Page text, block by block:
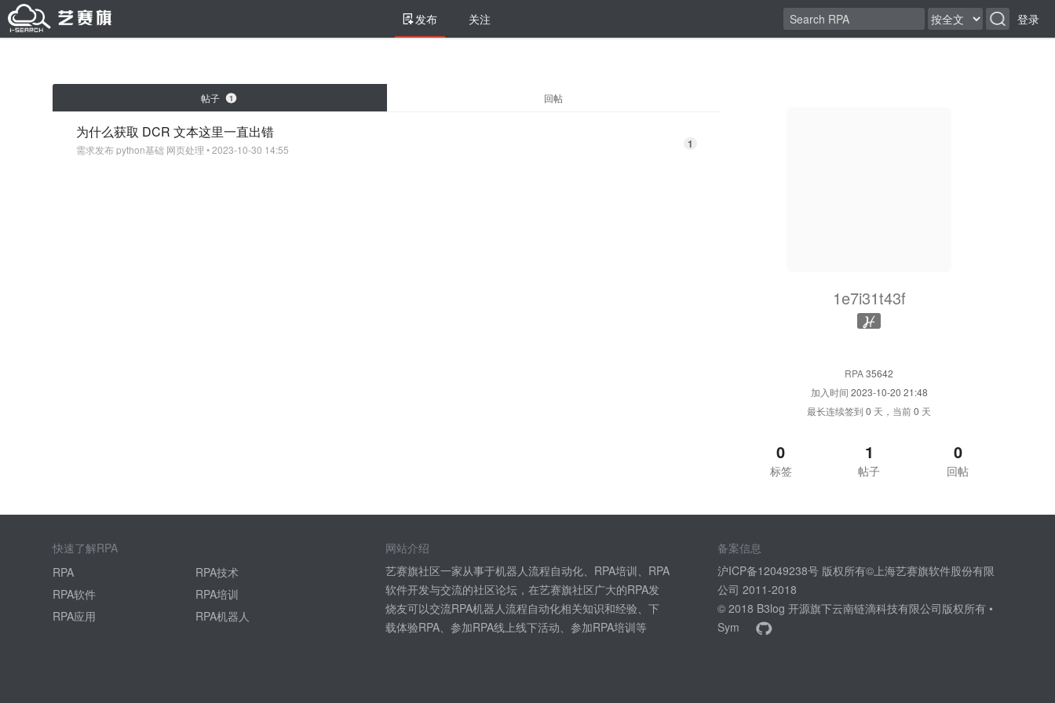
发布 关注 登录
帖子 1 回帖
为什么获取 DCR 文本这里一直出错
需求发布python基础 网页处理 • 2023-10-30 14:55 1
1e7i31t43f
RPA35642
加入时间 2023-10-20 21:48
最长连续签到 0 天，当前0 天
0
标签
1
帖子
0
回帖
快速了解RPA
RPA
RPA技术
RPA软件
RPA培训
RPA应用
RPA机器人
网站介绍
艺赛旗社区一家从事于机器人流程自动化、RPA培训、RPA
软件开发与交流的社区论坛，在艺赛旗社区广大的RPA发
烧友可以交流RPA机器人流程自动化相关知识和经验、下
载体验RPA、参加RPA线上线下活动、参加RPA培训等
备案信息
沪ICP备12049238号 版权所有©上海艺赛旗软件股份有限
公司 2011-2018
© 2018 B3log 开源旗下云南链滴科技有限公司版权所有 •
Sym